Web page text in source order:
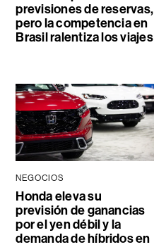
previsiones de reservas,
pero la competencia en
Brasil ralentiza los viajes
NEGOCIOS
Honda eleva su
previsión de ganancias
por el yen débil y la
demanda de híbridos en